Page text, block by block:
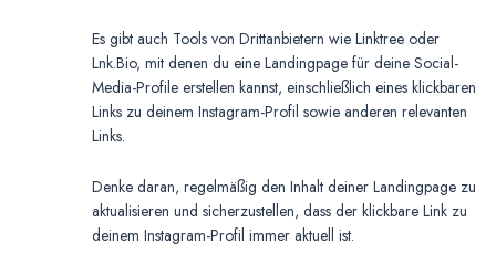
Es gibt auch Tools von Drittanbietern wie Linktree oder
Lnk.Bio, mit denen du eine Landingpage für deine Social-
Media-Profile erstellen kannst, einschließlich eines klickbaren
Links zu deinem Instagram-Profil sowie anderen relevanten
Links.
Denke daran, regelmäßig den Inhalt deiner Landingpage zu
aktualisieren und sicherzustellen, dass der klickbare Link zu
deinem Instagram-Profil immer aktuell ist.